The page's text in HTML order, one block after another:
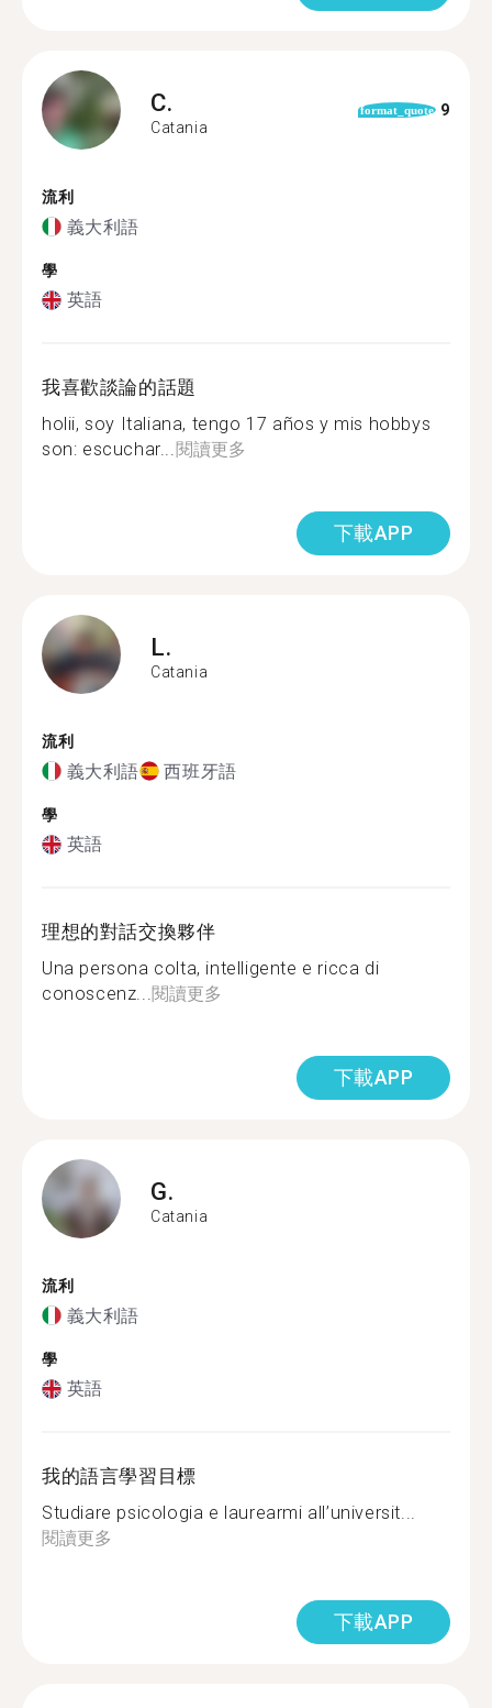
C.
Catania
format_quote 9
流利
義大利語
學
英語
我喜歡談論的話題
holii, soy Italiana, tengo 17 años y mis hobbys
son: escuchar...閱讀更多
下載APP
L.
Catania
流利
義大利語 西班牙語
學
英語
理想的對話交換夥伴
Una persona colta, intelligente e ricca di
conoscenz...閱讀更多
下載APP
G.
Catania
流利
義大利語
學
英語
我的語言學習目標
Studiare psicologia e laurearmi all’universit...
閱讀更多
下載APP